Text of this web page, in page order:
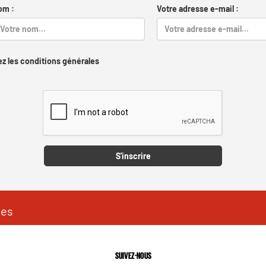
: Votre adresse e-mail :
les conditions générales
S'inscrire
SUIVEZ-NOUS